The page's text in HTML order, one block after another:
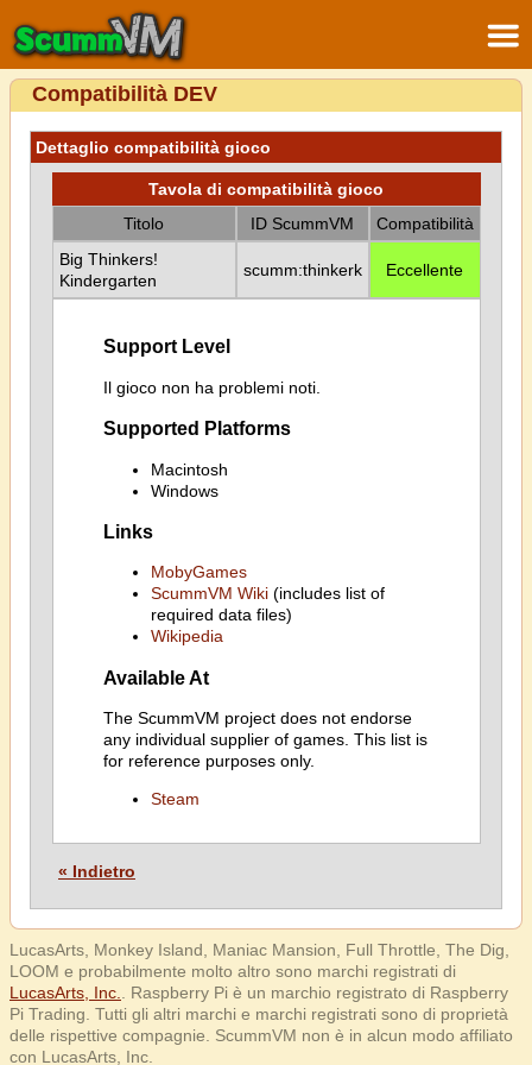
Compatibilità DEV
Dettaglio compatibilità gioco
Tavola di compatibilità gioco
Titolo
ID ScummVM
Compatibilità
Big Thinkers!
Kindergarten
scumm:thinkerk Eccellente
Support Level
Il gioco non ha problemi noti.
Supported Platforms
Macintosh
Windows
Links
MobyGames
ScummVM Wiki(includes list of
required data files)
Wikipedia
Available At
The ScummVM project does not endorse
any individual supplier of games. This list is
for reference purposes only.
Steam
« Indietro
LucasArts, Monkey Island, Maniac Mansion, Full Throttle, The Dig,
LOOM e probabilmente molto altro sono marchi registrati di
LucasArts, Inc.
. Raspberry Pi è un marchio registrato di Raspberry
Pi Trading. Tutti gli altri marchi e marchi registrati sono di proprietà
delle rispettive compagnie. ScummVM non è in alcun modo affiliato
con LucasArts, Inc.